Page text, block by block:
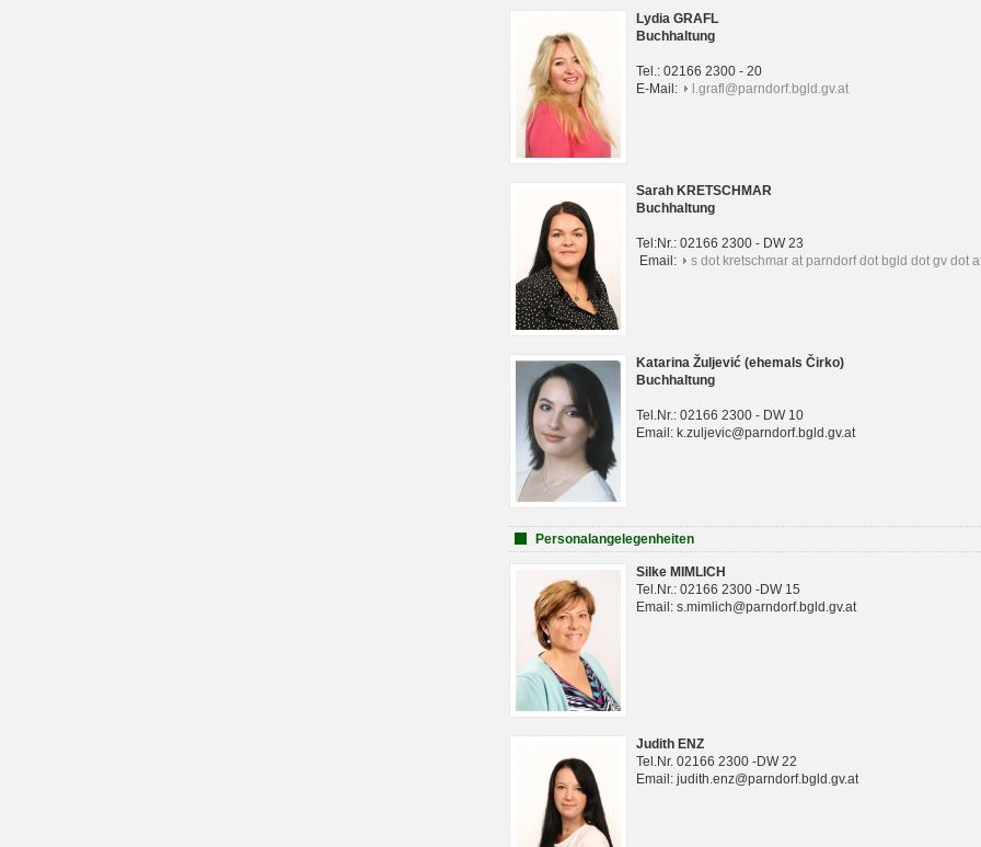
Lydia GRAFL
Buchhaltung
Tel.: 02166 2300 - 20
E-Mail:
l.grafl@parndorf.bgld.gv.at
Sarah KRETSCHMAR
Buchhaltung
Tel:Nr.: 02166 2300 - DW 23
Email:
s dot kretschmar at parndorf dot bgld dot gv dot
Katarina Žuljević (ehemals Čirko)
Buchhaltung
Tel.Nr.: 02166 2300 - DW 10
Email: k.zuljevic@parndorf.bgld.gv.at
Personalangelegenheiten
Silke MIMLICH
Tel.Nr.: 02166 2300 -DW 15
Email: s.mimlich@parndorf.bgld.gv.at
Judith ENZ
Tel.Nr. 02166 2300 -DW 22
Email: judith.enz@parndorf.bgld.gv.at